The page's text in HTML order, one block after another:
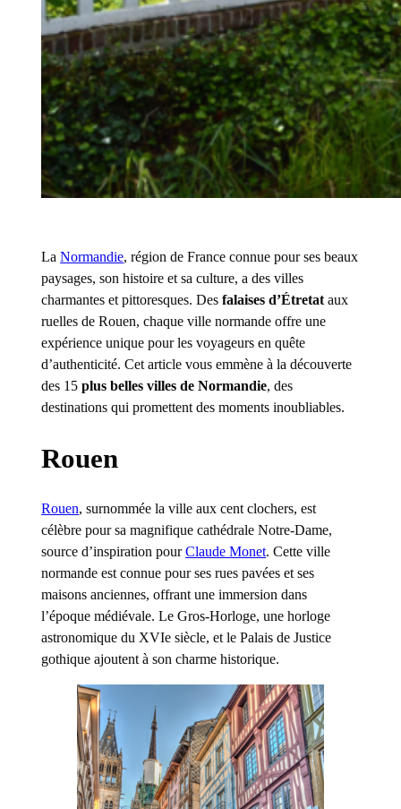
LaNormandie, région de France connue pour ses beaux
paysages, son histoire et sa culture, a des villes
charmantes et pittoresques. Desfalaises d’Étretat aux
ruelles de Rouen, chaque ville normande offre une
expérience unique pour les voyageurs en quête
d’authenticité. Cet article vous emmène à la découverte
des 15plus belles villes de Normandie, des
destinations qui promettent des moments inoubliables.
Rouen
Rouen, surnommée la ville aux cent clochers, est
célèbre pour sa magnifique cathédrale Notre-Dame,
source d’inspiration pourClaude Monet. Cette ville
normande est connue pour ses rues pavées et ses
maisons anciennes, offrant une immersion dans
l’époque médiévale. Le Gros-Horloge, une horloge
astronomique du XVIe siècle, et le Palais de Justice
gothique ajoutent à son charme historique.